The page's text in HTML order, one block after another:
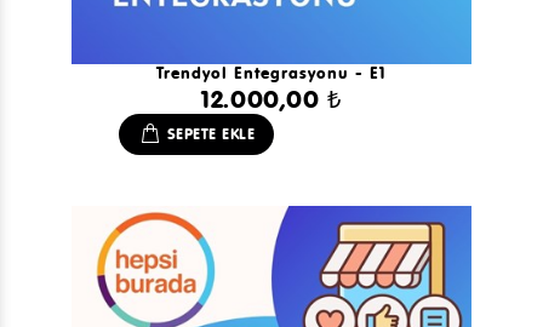
Trendyol Entegrasyonu - E1
12.000,00 ₺
SEPETE EKLE